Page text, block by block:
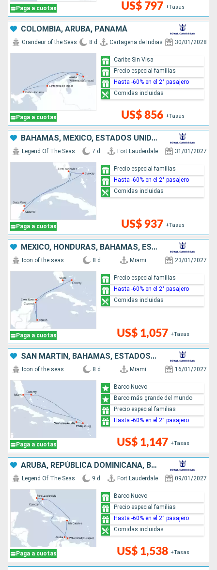
Paga a cuotas US$ 797 +Tasas
COLOMBIA, ARUBA, PANAMÁ
Paga a cuotas
Grandeur of the Seas 8 d Cartagena de Indias 30/01/2028
US$ 856 +Tasas
Caribe Sin Visa
Precio especial familias
Hasta -60% en el 2° pasajero
Comidas incluidas
BAHAMAS, MÉXICO, ESTADOS UNIDOS
Paga a cuotas
Legend Of The Seas 7 d Fort Lauderdale 31/01/2027
US$ 937 +Tasas
Precio especial familias
Hasta -60% en el 2° pasajero
Comidas incluidas
MÉXICO, HONDURAS, BAHAMAS, ESTADOS UNIDOS
Paga a cuotas
Icon of the seas 8 d Miami 23/01/2027
US$ 1,057 +Tasas
Precio especial familias
Hasta -60% en el 2° pasajero
Comidas incluidas
SAN MARTÍN, BAHAMAS, ESTADOS UNIDOS
Paga a cuotas
Icon of the seas 8 d Miami 16/01/2027
US$ 1,147 +Tasas
Barco Nuevo
Barco más grande del mundo
Precio especial familias
Hasta -60% en el 2° pasajero
ARUBA, REPÚBLICA DOMINICANA, BAHAMAS, ESTADOS UNIDOS
Paga a cuotas
Legend Of The Seas 9 d Fort Lauderdale 09/01/2027
US$ 1,538 +Tasas
Barco Nuevo
Precio especial familias
Hasta -60% en el 2° pasajero
Comidas incluidas